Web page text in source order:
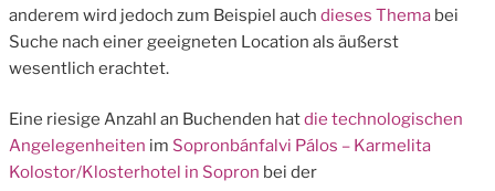
anderem wird jedoch zum Beispiel auch dieses Thema bei
Suche nach einer geeigneten Location als äußerst
wesentlich erachtet.
Eine riesige Anzahl an Buchenden hatdie technologischen
Angelegenheiten im Sopronbánfalvi Pálos – Karmelita
Kolostor/Klosterhotel in Sopron bei der